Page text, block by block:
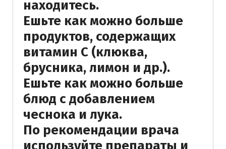
находитесь.
Ешьте как можно больше
продуктов, содержащих
витамин С (клюква,
брусника, лимон и др.).
Ешьте как можно больше
блюд с добавлением
чеснока и лука.
По рекомендации врача
используйте препараты и